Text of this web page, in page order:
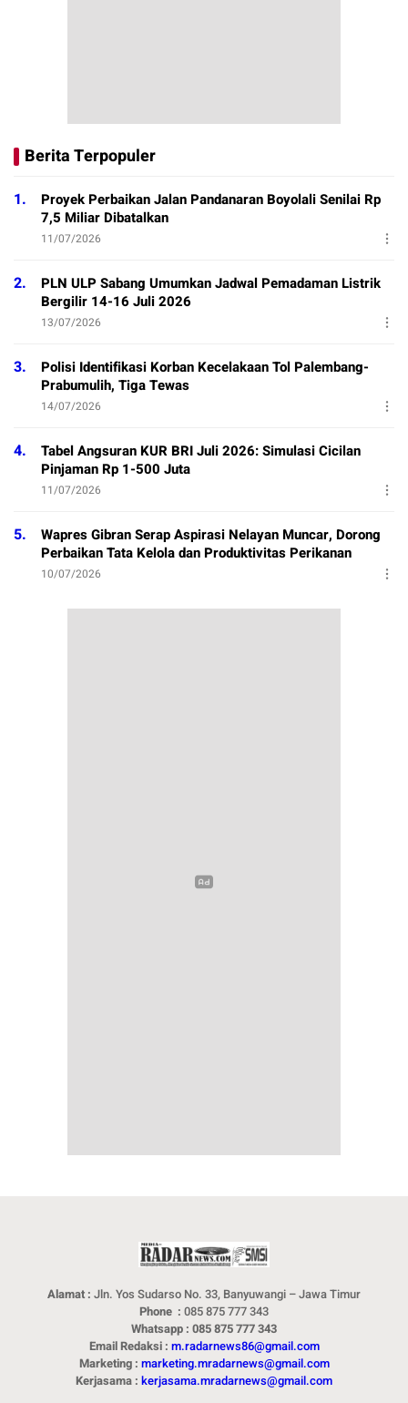
Berita Terpopuler
1.
Proyek Perbaikan Jalan Pandanaran Boyolali Senilai Rp
7,5 Miliar Dibatalkan
11/07/2026
2.
PLN ULP Sabang Umumkan Jadwal Pemadaman Listrik
Bergilir 14-16 Juli 2026
13/07/2026
3.
Polisi Identifikasi Korban Kecelakaan Tol Palembang-
Prabumulih, Tiga Tewas
14/07/2026
4.
Tabel Angsuran KUR BRI Juli 2026: Simulasi Cicilan
Pinjaman Rp 1-500 Juta
11/07/2026
5.
Wapres Gibran Serap Aspirasi Nelayan Muncar, Dorong
Perbaikan Tata Kelola dan Produktivitas Perikanan
10/07/2026
Alamat : Jln. Yos Sudarso No. 33, Banyuwangi – Jawa Timur
Phone : 085 875 777 343
Whatsapp : 085 875 777 343
Email Redaksi : m.radarnews86@gmail.com
Marketing : marketing.mradarnews@gmail.com
Kerjasama : kerjasama.mradarnews@gmail.com